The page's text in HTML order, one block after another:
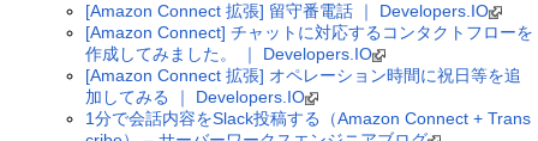
[Amazon Connect 拡張] 留守番電話 ｜ Developers.IO
[Amazon Connect] チャットに対応するコンタクトフローを
作成してみました。 ｜ Developers.IO
[Amazon Connect 拡張] オペレーション時間に祝日等を追
加してみる ｜ Developers.IO
1分で会話内容をSlack投稿する（Amazon Connect + Trans